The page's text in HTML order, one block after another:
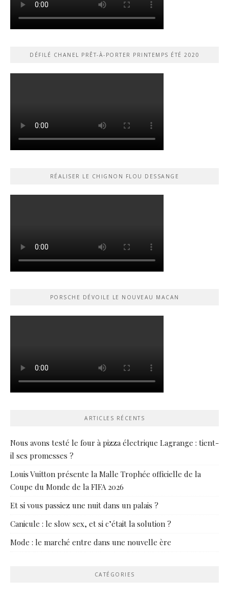
DÉFILÉ CHANEL PRÊT-À-PORTER PRINTEMPS ÉTÉ 2020
RÉALISER LE CHIGNON FLOU DESSANGE
PORSCHE DÉVOILE LE NOUVEAU MACAN
ARTICLES RÉCENTS
Nous avons testé le four à pizza électrique Lagrange : tient-
il ses promesses ?
Louis Vuitton présente la Malle Trophée officielle de la
Coupe du Monde de la FIFA 2026
Et si vous passiez une nuit dans un palais ?
Canicule : le slow sex, et si c’était la solution ?
Mode : le marché entre dans une nouvelle ère
CATÉGORIES